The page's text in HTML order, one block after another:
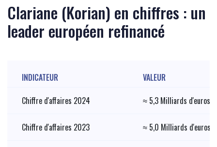
Clariane (Korian) en chiffres : un
leader européen refinancé
INDICATEUR
VALEUR
Chiffre d'affaires 2024
≈ 5,3 Milliards d'euros
Chiffre d'affaires 2023 ≈ 5,0 Milliards d'euros